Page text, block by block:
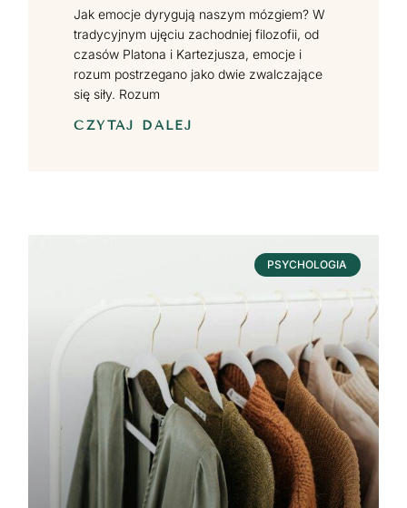
Jak emocje dyrygują naszym mózgiem? W
tradycyjnym ujęciu zachodniej filozofii, od
czasów Platona i Kartezjusza, emocje i
rozum postrzegano jako dwie zwalczające
się siły. Rozum
CZYTAJ DALEJ
PSYCHOLOGIA